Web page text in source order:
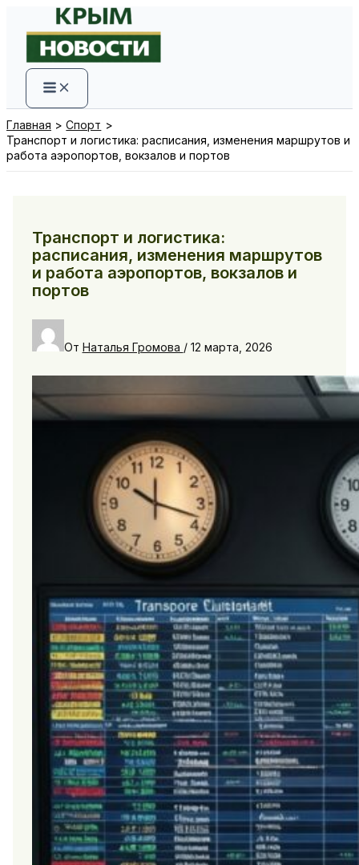
содержимому
Главная
Спорт
Транспорт и логистика: расписания, изменения маршрутов и
работа аэропортов, вокзалов и портов
Транспорт и логистика:
расписания, изменения маршрутов
и работа аэропортов, вокзалов и
портов
От Наталья Громова / 12 марта, 2026